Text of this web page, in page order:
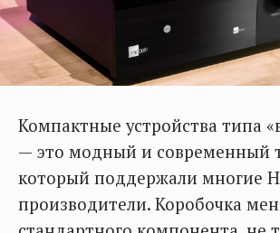
Компактные устройства типа
— это модный и современный
который поддержали многие
производители. Коробочка